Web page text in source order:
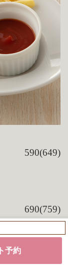
590(649)
690(759)
予約